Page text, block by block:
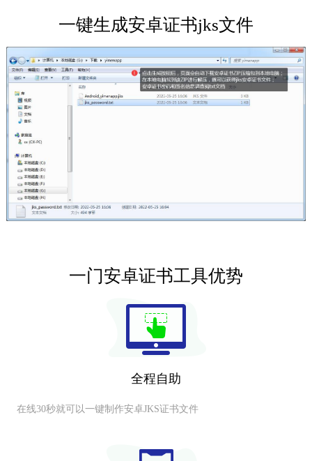
一键生成安卓证书jks文件
一门安卓证书工具优势
全程自助
在线30秒就可以一键制作安卓JKS证书文件